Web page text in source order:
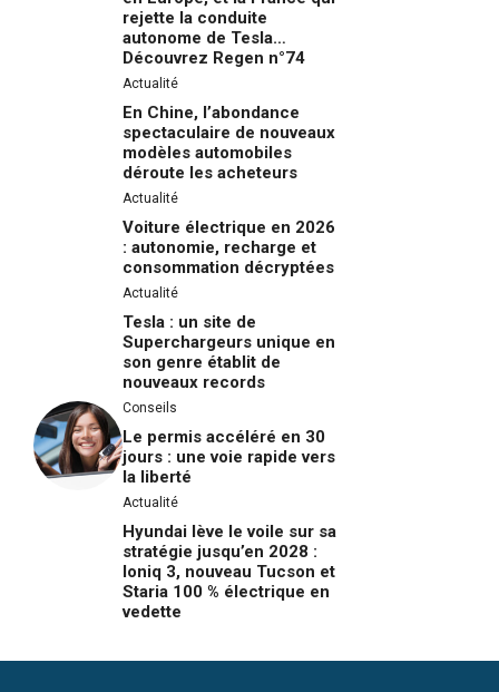
rejette la conduite
autonome de Tesla…
Découvrez Regen n°74
Actualité
En Chine, l’abondance
spectaculaire de nouveaux
modèles automobiles
déroute les acheteurs
Actualité
Voiture électrique en 2026
: autonomie, recharge et
consommation décryptées
Actualité
Tesla : un site de
Superchargeurs unique en
son genre établit de
nouveaux records
Conseils
Le permis accéléré en 30
jours : une voie rapide vers
la liberté
Actualité
Hyundai lève le voile sur sa
stratégie jusqu’en 2028 :
Ioniq 3, nouveau Tucson et
Staria 100 % électrique en
vedette